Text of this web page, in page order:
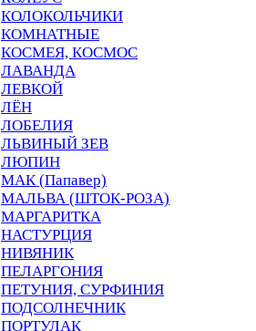
КОЛОКОЛЬЧИКИ
КОМНАТНЫЕ
КОСМЕЯ, КОСМОС
ЛАВАНДА
ЛЕВКОЙ
ЛЁН
ЛОБЕЛИЯ
ЛЬВИНЫЙ ЗЕВ
ЛЮПИН
МАК (Папавер)
МАЛЬВА (ШТОК-РОЗА)
МАРГАРИТКА
НАСТУРЦИЯ
НИВЯНИК
ПЕЛАРГОНИЯ
ПЕТУНИЯ, СУРФИНИЯ
ПОДСОЛНЕЧНИК
ПОРТУЛАК